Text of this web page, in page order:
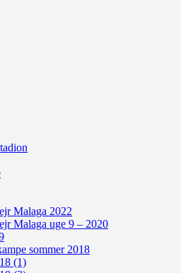
Malaga 2022
Malaga uge 9 – 2020
sommer 2018
(1)